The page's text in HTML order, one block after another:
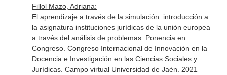
Fillol Mazo, Adriana:
El aprendizaje a través de la simulación: introducción a
la asignatura instituciones jurídicas de la unión europea
a través del análisis de problemas. Ponencia en
Congreso. Congreso Internacional de Innovación en la
Docencia e Investigación en las Ciencias Sociales y
Jurídicas. Campo virtual Universidad de Jaén. 2021